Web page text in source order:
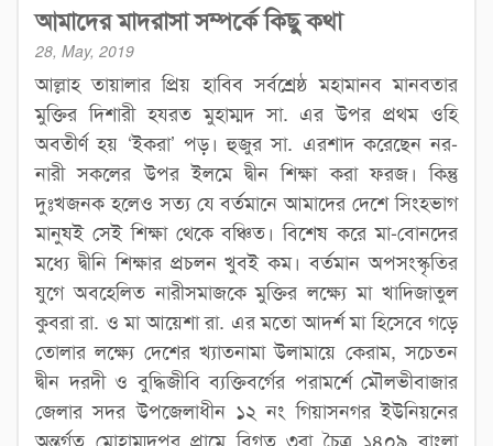
আমাদের মাদরাসা সম্পর্কে কিছু কথা
28, May, 2019
আল্লাহ তায়ালার প্রিয় হাবিব সর্বশ্রেষ্ঠ মহামানব মানবতার
মুক্তির দিশারী হযরত মুহাম্মদ সা. এর উপর প্রথম ওহি
অবতীর্ণ হয় ‘ইকরা’ পড়। হুজুর সা. এরশাদ করেছেন নর-
নারী সকলের উপর ইলমে দ্বীন শিক্ষা করা ফরজ। কিন্তু
দুঃখজনক হলেও সত্য যে বর্তমানে আমাদের দেশে সিংহভাগ
মানুষই সেই শিক্ষা থেকে বঞ্চিত। বিশেষ করে মা-বোনদের
মধ্যে দ্বীনি শিক্ষার প্রচলন খুবই কম। বর্তমান অপসংস্কৃতির
যুগে অবহেলিত নারীসমাজকে মুক্তির লক্ষ্যে মা খাদিজাতুল
কুবরা রা. ও মা আয়েশা রা. এর মতো আদর্শ মা হিসেবে গড়ে
তোলার লক্ষ্যে দেশের খ্যাতনামা উলামায়ে কেরাম, সচেতন
দ্বীন দরদী ও বুদ্ধিজীবি ব্যক্তিবর্গের পরামর্শে মৌলভীবাজার
জেলার সদর উপজেলাধীন ১২ নং গিয়াসনগর ইউনিয়নের
অন্তর্গত মোহাম্মদপুর প্রামে বিগত ৩রা চৈত্র ১৪০৯ বাংলা